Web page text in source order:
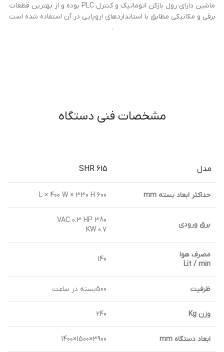
ماشين داراي رول بازكن اتوماتيك و كنترل PLC بوده و از بهترين قطعات
برقي و مكانيكي مطابق با استانداردهاي اروپايي در آن استفاده شده است
.
مشخصات فنی دستگاه
مدل SHR 615
حداكثر ابعاد بسته mm 600 L × 400 W × 330 H
برق ورودي
380 VAC 0.3 HP
0.7 KW
مصرف هوا
Lit / min
140
ظرفيت 500بسته در ساعت
وزن Kg 240
ابعاد دستگاه mm 3900×1500×1400